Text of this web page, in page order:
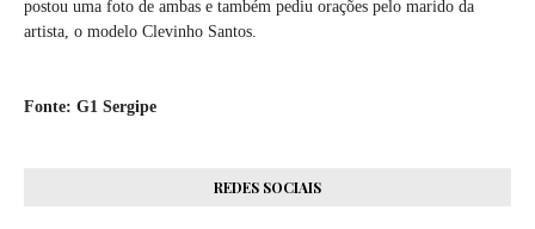
postou uma foto de ambas e também pediu orações pelo marido da
artista, o modelo Clevinho Santos.
Fonte: G1 Sergipe
REDES SOCIAIS